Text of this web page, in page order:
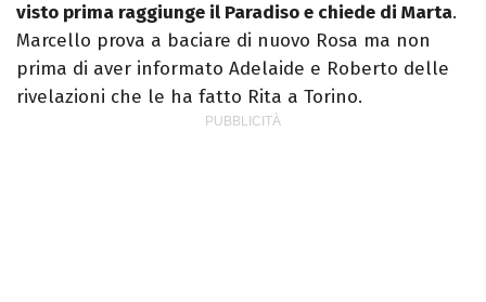
visto prima raggiunge il Paradiso e chiede di Marta.
Marcello prova a baciare di nuovo Rosa ma non
prima di aver informato Adelaide e Roberto delle
rivelazioni che le ha fatto Rita a Torino.